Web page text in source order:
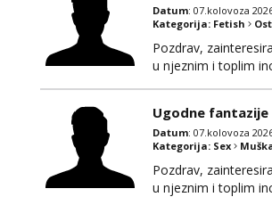
Datum: 07.kolovoza
Kategorija: Fetish
Pozdrav,
u njeznim i toplim
Ugodne fantazije
Datum: 07.kolovoza
Kategorija: Sex
Pozdrav,
u njeznim i toplim